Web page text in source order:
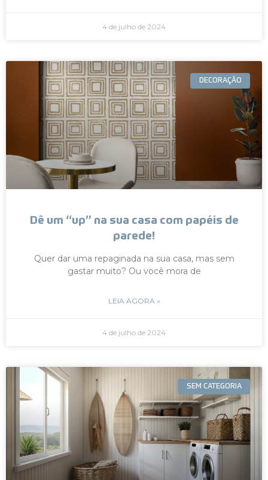
4 de julho de 2024
DECORAÇÃO
Dê um “up” na sua casa com papéis de
parede!
Quer dar uma repaginada na sua casa, mas sem
gastar muito? Ou você mora de
LEIA AGORA »
4 de julho de 2024
SEM CATEGORIA